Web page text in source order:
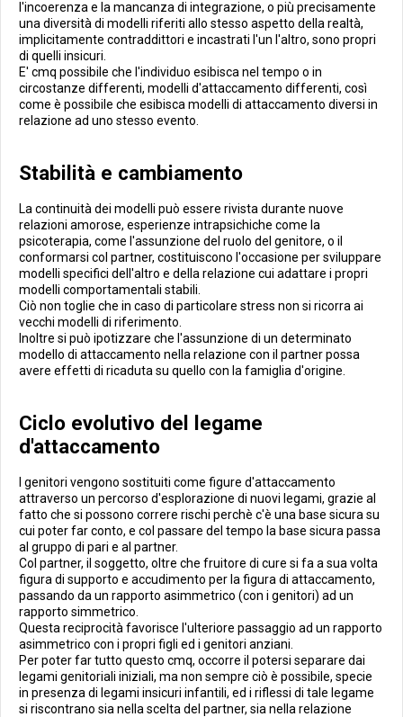
l'incoerenza e la mancanza di integrazione, o più precisamente
una diversità di modelli riferiti allo stesso aspetto della realtà,
implicitamente contraddittori e incastrati l'un l'altro, sono propri
di quelli insicuri.
E' cmq possibile che l'individuo esibisca nel tempo o in
circostanze differenti, modelli d'attaccamento differenti, così
come è possibile che esibisca modelli di attaccamento diversi in
relazione ad uno stesso evento.
Stabilità e cambiamento
La continuità dei modelli può essere rivista durante nuove
relazioni amorose, esperienze intrapsichiche come la
psicoterapia, come l'assunzione del ruolo del genitore, o il
conformarsi col partner, costituiscono l'occasione per sviluppare
modelli specifici dell'altro e della relazione cui adattare i propri
modelli comportamentali stabili.
Ciò non toglie che in caso di particolare stress non si ricorra ai
vecchi modelli di riferimento.
Inoltre si può ipotizzare che l'assunzione di un determinato
modello di attaccamento nella relazione con il partner possa
avere effetti di ricaduta su quello con la famiglia d'origine.
Ciclo evolutivo del legame
d'attaccamento
I genitori vengono sostituiti come figure d'attaccamento
attraverso un percorso d'esplorazione di nuovi legami, grazie al
fatto che si possono correre rischi perchè c'è una base sicura su
cui poter far conto, e col passare del tempo la base sicura passa
al gruppo di pari e al partner.
Col partner, il soggetto, oltre che fruitore di cure si fa a sua volta
figura di supporto e accudimento per la figura di attaccamento,
passando da un rapporto asimmetrico (con i genitori) ad un
rapporto simmetrico.
Questa reciprocità favorisce l'ulteriore passaggio ad un rapporto
asimmetrico con i propri figli ed i genitori anziani.
Per poter far tutto questo cmq, occorre il potersi separare dai
legami genitoriali iniziali, ma non sempre ciò è possibile, specie
in presenza di legami insicuri infantili, ed i riflessi di tale legame
si riscontrano sia nella scelta del partner, sia nella relazione